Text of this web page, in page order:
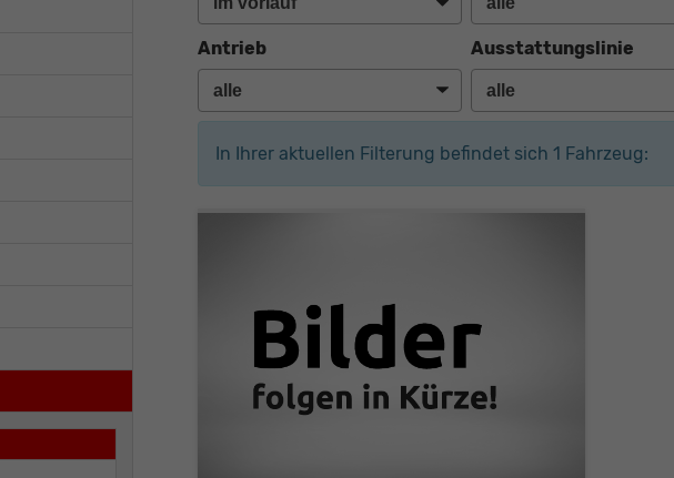
Antrieb Ausstattungslinie
In Ihrer aktuellen Filterung befindet sich 1 Fahrzeug: